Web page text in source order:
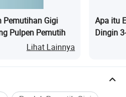
Pemutihan Gigi
Pulpen Pemutih
Lihat Lainnya
Apa itu
Dingin